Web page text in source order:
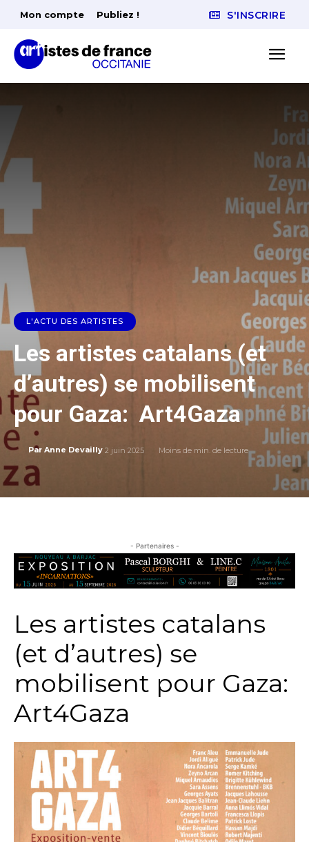
Mon compte Publiez ! S'INSCRIRE
L'ACTU DES ARTISTES
Les artistes catalans (et
d’autres) se mobilisent
pour Gaza: Art4Gaza
Par Anne Devailly 2 juin 2025 Moins de min. de lecture
- Partenaires -
Les artistes catalans
(et d’autres) se
mobilisent pour Gaza:
Art4Gaza